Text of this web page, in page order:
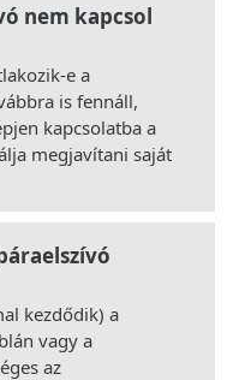
nem kapcsol
e a
is fennáll,
kapcsolatba a
megjavítani saját
kezdődik) a
vagy a
az